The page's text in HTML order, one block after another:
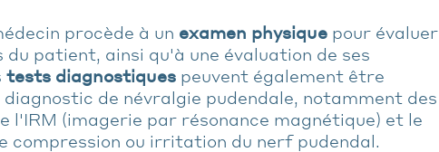
procède à un examen physique pour évaluer
patient, ainsi qu'à une évaluation de ses
tests diagnostiques peuvent également être
de névralgie pudendale, notamment des
l'IRM (imagerie par résonance magnétique) et le
compression ou irritation du nerf pudendal.